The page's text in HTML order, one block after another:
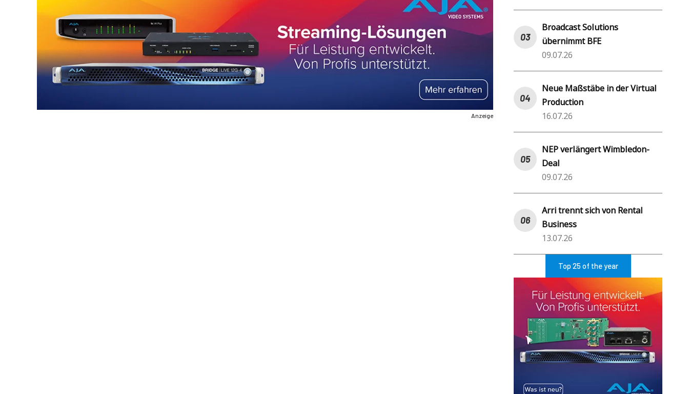
Anzeige
Broadcast Solutions
übernimmt BFE
09.07.26
Neue Maßstäbe in der Virtual
Production
16.07.26
NEP verlängert Wimbledon-
Deal
09.07.26
Arri trennt sich von Rental
Business
13.07.26
Top 25 of the year